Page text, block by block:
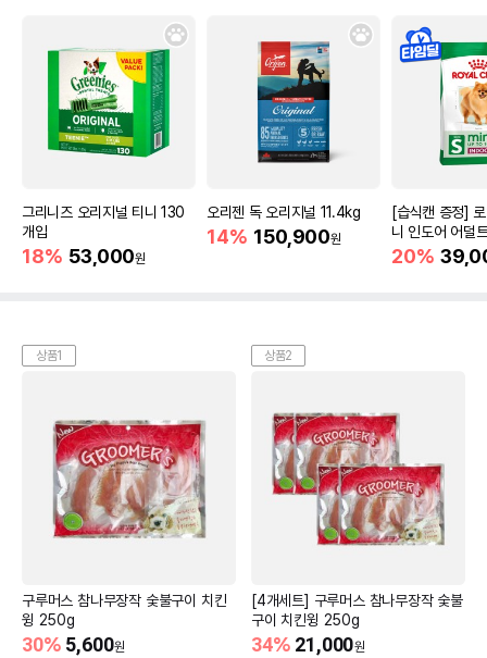
그리니즈 오리지널 티니 130
개입
18% 53,000원
오리젠 독 오리지널 11.4kg
14% 150,900원
[습식캔 증정]
니 인도어 어덜
건강
20%
상품1
구루머스 참나무장작 숯불구이 치킨
윙 250g
5,600원
30%
상품2
[4개세트] 구루머스 참나무장작 숯불
구이 치킨윙 250g
21,000원
34%